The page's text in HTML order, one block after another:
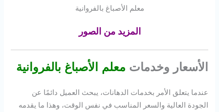
معلم الأصباغ بالفروانية
المزيد من الصور
الأسعار وخدمات معلم الأصباغ بالفروانية
عندما يتعلق الأمر بخدمات الدهانات، يبحث العميل دائمًا عن
الجودة العالية والسعر المناسب في نفس الوقت، وهذا ما يقدمه